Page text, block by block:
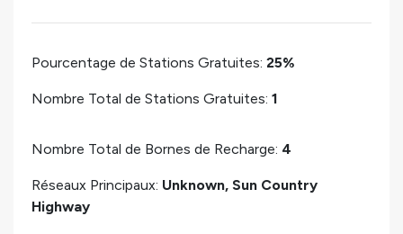
Pourcentage de Stations Gratuites: 25%
Nombre Total de Stations Gratuites: 1
Nombre Total de Bornes de Recharge: 4
Réseaux Principaux: Unknown, Sun Country
Highway